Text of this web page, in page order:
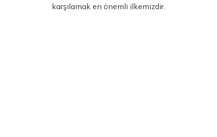
karşılamak en önemli ilkemizdir.